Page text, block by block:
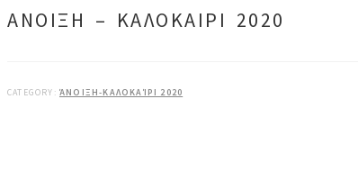
ΑΝΟΙΞΗ – ΚΑΛΟΚΑΙΡΙ 2020
CATEGORY: ΆΝΟΙΞΗ-ΚΑΛΟΚΑΊΡΙ 2020